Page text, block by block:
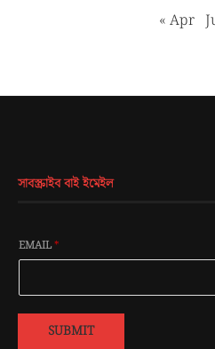
« Apr
সাবস্ক্রাইব বাই ইমেইল
EMAIL*
SUBMIT